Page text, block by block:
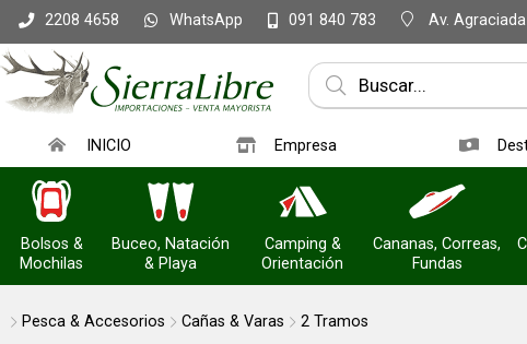
2208 4658 WhatsApp 091 840 783 Av.
INICIO Empresa
Bolsos &
Mochilas
Buceo, Natación
& Playa
Camping &
Orientación
Cananas, Correas,
Fundas
Pesca & Accesorios Cañas & Varas 2 Tramos